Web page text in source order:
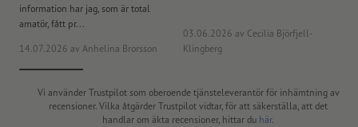
information har jag, som är total
amatör, fått pr...
14.07.2026 av Anhelina Brorsson
03.06.2026 av Cecilia Björfjell-
Klingberg
Vi använder Trustpilot som oberoende tjänsteleverantör för inhämtning av
recensioner. Vilka åtgärder Trustpilot vidtar, för att säkerställa, att det
handlar om äkta recensioner, hittar du här.